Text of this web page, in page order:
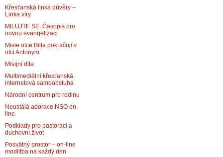
Křesťanská linka důvěry –
Linka víry
MILUJTE SE. Časopis pro
novou evangelizaci
Misie otce Billa pokračují v
otci Antonym
Misijní díla
Multimediální křesťanská
internetová samoobsluha
Národní centrum pro rodinu
Neustálá adorace NSO on-
line
Podklady pro pastoraci a
duchovní život
Posvátný prostor – on-line
modlitba na každý den